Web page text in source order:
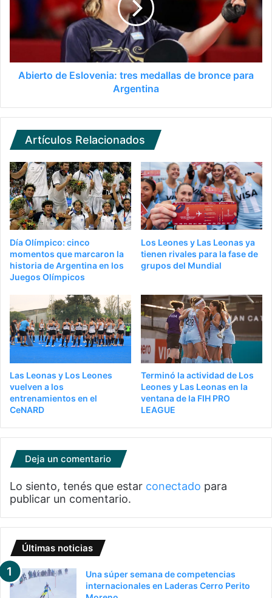
Abierto de Eslovenia: tres medallas de bronce para
Argentina
Artículos Relacionados
Día Olímpico: cinco
momentos que marcaron la
historia de Argentina en los
Juegos Olímpicos
Los Leones y Las Leonas ya
tienen rivales para la fase de
grupos del Mundial
Las Leonas y Los Leones
vuelven a los
entrenamientos en el
CeNARD
Terminó la actividad de Los
Leones y Las Leonas en la
ventana de la FIH PRO
LEAGUE
Deja un comentario
Lo siento, tenés que estar conectado para
publicar un comentario.
Últimas noticias
Una súper semana de competencias
internacionales en Laderas Cerro Perito